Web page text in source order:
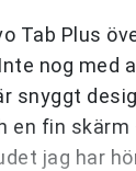
Tab Plus
nog med
snyggt
en fin skärm
jag har